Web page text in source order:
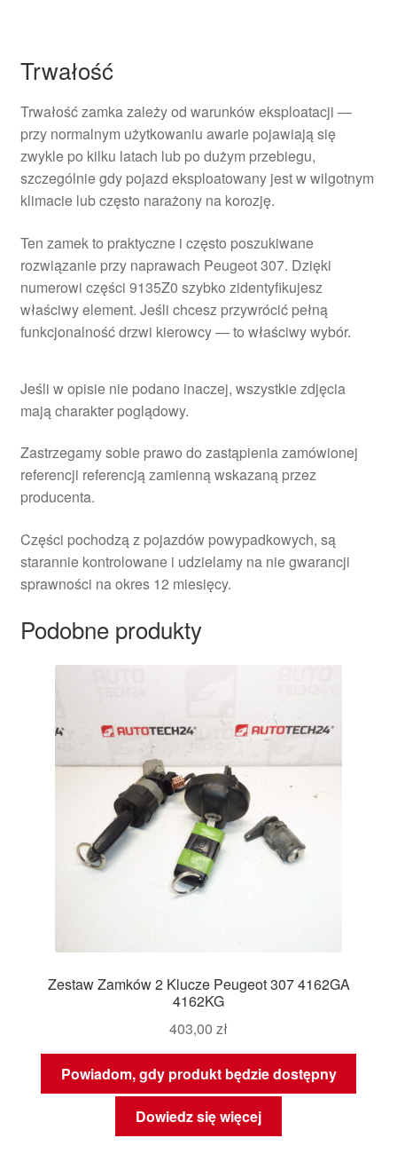
Trwałość
Trwałość zamka zależy od warunków eksploatacji —
przy normalnym użytkowaniu awarie pojawiają się
zwykle po kilku latach lub po dużym przebiegu,
szczególnie gdy pojazd eksploatowany jest w wilgotnym
klimacie lub często narażony na korozję.
Ten zamek to praktyczne i często poszukiwane
rozwiązanie przy naprawach Peugeot 307. Dzięki
numerowi części 9135Z0 szybko zidentyfikujesz
właściwy element. Jeśli chcesz przywrócić pełną
funkcjonalność drzwi kierowcy — to właściwy wybór.
Jeśli w opisie nie podano inaczej, wszystkie zdjęcia
mają charakter poglądowy.
Zastrzegamy sobie prawo do zastąpienia zamówionej
referencji referencją zamienną wskazaną przez
producenta.
Części pochodzą z pojazdów powypadkowych, są
starannie kontrolowane i udzielamy na nie gwarancji
sprawności na okres 12 miesięcy.
Podobne produkty
Zestaw Zamków 2 Klucze Peugeot 307 4162GA
4162KG
403,00 zł
Powiadom, gdy produkt będzie dostępny
Dowiedz się więcej